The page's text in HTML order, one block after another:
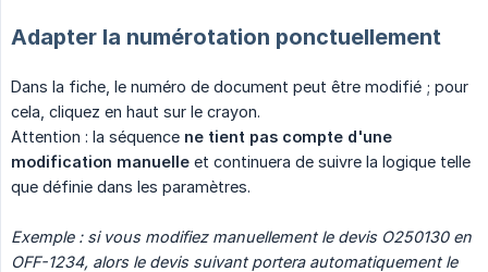
Adapter la numérotation ponctuellement
Dans la fiche, le numéro de document peut être modifié ; pour
cela, cliquez en haut sur le crayon.
Attention : la séquence ne tient pas compte d'une
modification manuelle et continuera de suivre la logique telle
que définie dans les paramètres.
Exemple : si vous modifiez manuellement le devis O250130 en
OFF-1234, alors le devis suivant portera automatiquement le